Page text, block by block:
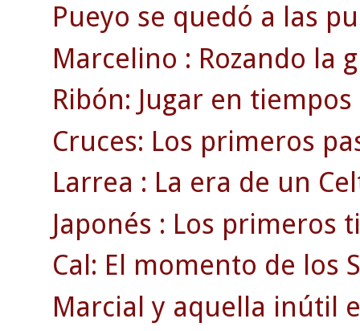
Pueyo se quedó a las
Marcelino : Rozando la
Ribón: Jugar en
Cruces: Los primeros
Larrea : La era de un
Japonés : Los primeros
Cal: El momento de los
Marcial y aquella inútil